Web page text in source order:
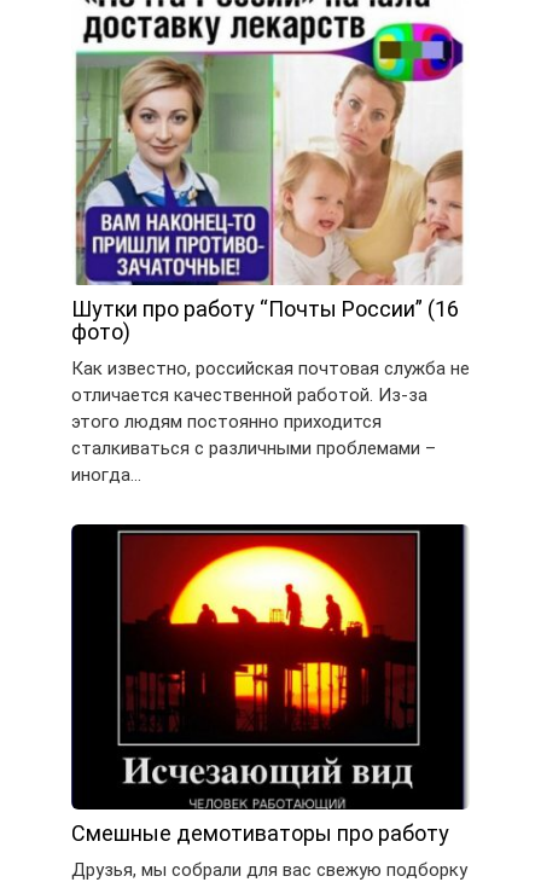
Шутки про работу “Почты России” (16
фото)
Как известно, российская почтовая служба не
отличается качественной работой. Из-за
этого людям постоянно приходится
сталкиваться с различными проблемами –
иногда…
Смешные демотиваторы про работу
Друзья, мы собрали для вас свежую подборку